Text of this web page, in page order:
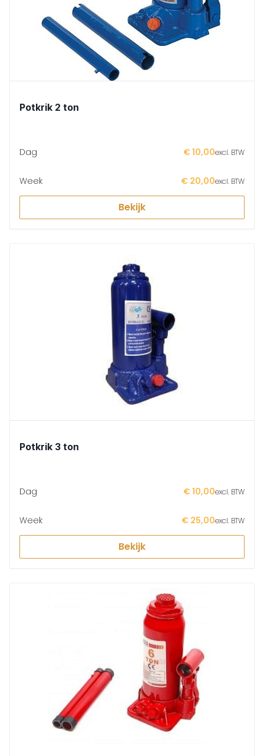
Potkrik 2 ton
Dag € 10,00excl. BTW
Week € 20,00excl. BTW
Bekijk
Potkrik 3 ton
Dag € 10,00excl. BTW
Week € 25,00excl. BTW
Bekijk